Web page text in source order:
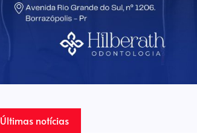
Últimas notícias